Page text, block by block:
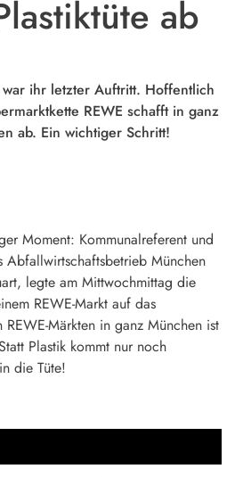
ab
ihr letzter Auftritt. Hoffentlich
REWE schafft in ganz
ab. Ein wichtiger Schritt!
Moment: Kommunalreferent und
Abfallwirtschaftsbetrieb München
legte am Mittwochmittag die
REWE-Markt auf das
REWE-Märkten in ganz München ist
Plastik kommt nur noch
die Tüte!